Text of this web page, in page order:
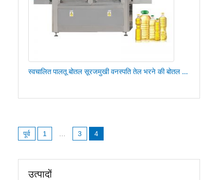
स्वचालित पालतू बोतल सूरजमुखी वनस्पति तेल भरने की बोतल ...
नेविगेशन
पूर्व 1 3 4
उत्पादों